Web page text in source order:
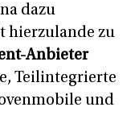
dazu
hierzulande zu
Anbieter
Teilintegrierte
und